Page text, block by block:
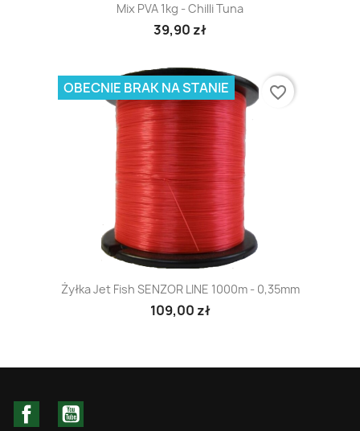
Mix PVA 1kg - Chilli Tuna
39,90 zł
Żyłka Jet Fish SENZOR LINE 1000m - 0,35mm
109,00 zł
OBECNIE BRAK NA STANIE favorite_border
Facebook